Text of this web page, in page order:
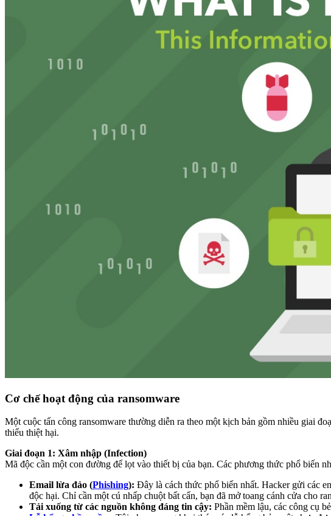
Cơ chế hoạt động của ransomware
Một cuộc tấn công ransomware thường diễn ra theo một kịch bản gồm nhiều giai
thiểu thiệt hại.
Giai đoạn 1: Xâm nhập (Infection)
Mã độc cần một con đường để lọt vào thiết bị của bạn. Các phương thức phổ biến
Email lừa đảo (Phishing): Đây là cách thức phổ biến nhất. Hacker gửi các
độc hại. Chỉ cần một cú nhấp chuột bất cẩn, bạn đã mở toang cánh cửa cho
Tải xuống từ các nguồn không đáng tin cậy: Phần mềm lậu, các công cụ